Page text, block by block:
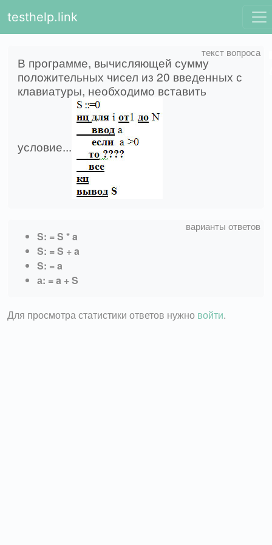
testhelp.link
В программе, вычисляющей сумму
положительных чисел из 20 введенных с
клавиатуры, необходимо вставить
условие...
S: = S * a
S: = S + a
S: = a
а: = a + S
Для просмотра статистики ответов нужно войти.